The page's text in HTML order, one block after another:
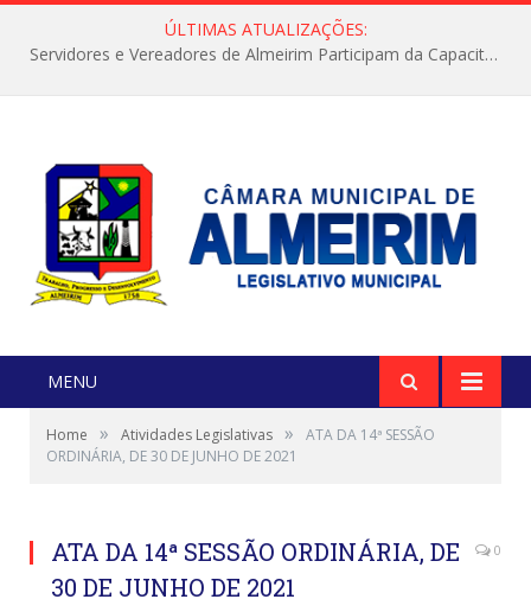
ÚLTIMAS ATUALIZAÇÕES:
Servidores e Vereadores de Almeirim Participam da Capacitação “Orientar é a Nossa Missão”
MENU
Home » Atividades Legislativas »
ATA DA 14ª SESSÃO
ORDINÁRIA, DE 30 DE JUNHO DE 2021
ATA DA 14ª SESSÃO ORDINÁRIA, DE
30 DE JUNHO DE 2021
0